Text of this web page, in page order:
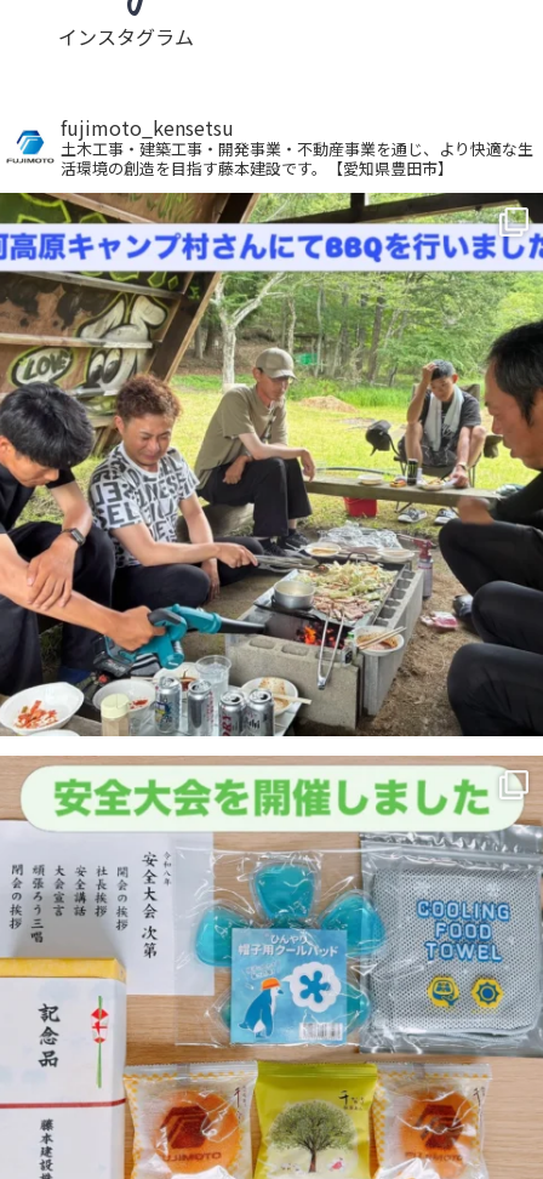
インスタグラム
fujimoto_kensetsu
土木工事・建築工事・開発事業・不動産事業を通じ、より快適な生
活環境の創造を目指す藤本建設です。【愛知県豊田市】